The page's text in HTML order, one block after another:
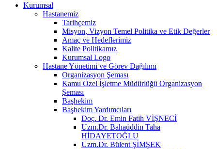
Kurumsal
Hastanemiz
Tarihçemiz
Misyon, Vizyon Temel Politika ve Etik Değerler
Amaç ve Hedeflerimiz
Kalite Politikamız
Kurumsal Logo
Hastane Yönetimi ve Görev Dağılımı
Organizasyon Şeması
Kamu Özel İşletme Müdürlüğü Organizasyon
Şeması
Başhekim
Başhekim Yardımcıları
Doç. Dr. Emin Fatih VİŞNECİ
Uzm.Dr. Bahaüddin Taha
HİDAYETOĞLU
Uzm.Dr. Bülent ŞİMŞEK